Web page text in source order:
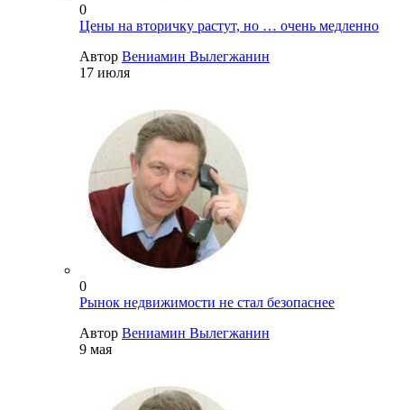
0
Цены на вторичку растут, но … очень медленно
Автор Вениамин Вылегжанин
17 июля
0
Рынок недвижимости не стал безопаснее
Автор Вениамин Вылегжанин
9 мая